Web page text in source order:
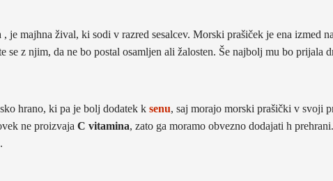
je majhna žival, ki sodi v razred sesalcev. Morski prašiček je ena izmed
z njim, da ne bo postal osamljen ali žalosten. Še najbolj mu bo prijala
hrano, ki pa je bolj dodatek ksenu, saj morajo morski prašički v svoji
ne proizvajaC vitamina, zato ga moramo obvezno dodajati h